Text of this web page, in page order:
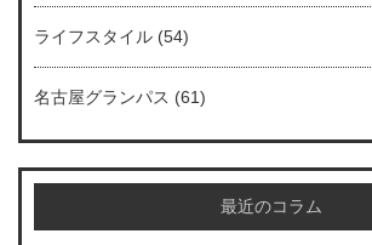
ライフスタイル (54)
名古屋グランパス (61)
最近のコラム